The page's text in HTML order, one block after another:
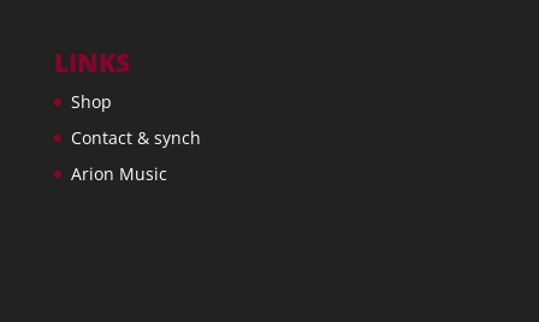
LINKS
Shop
Contact & synch
Arion Music